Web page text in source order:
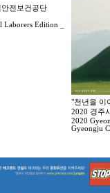
전보건공단
Edition _
"천년을 이
2020 경주
2020
Gyeongju